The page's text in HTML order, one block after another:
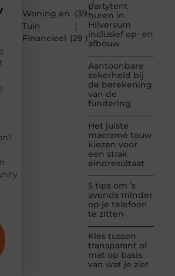
Woning en
Tuin
(39
)
Financieel (29 )
partytent
huren in
Hilversum
inclusief op- en
afbouw
Aantoonbare
zekerheid bij
de berekening
van de
fundering
Het juiste
macramé touw
kiezen voor
een strak
eindresultaat
5 tips om ’s
avonds minder
op je telefoon
te zitten
Kies tussen
transparant of
mat op basis
van wat je ziet